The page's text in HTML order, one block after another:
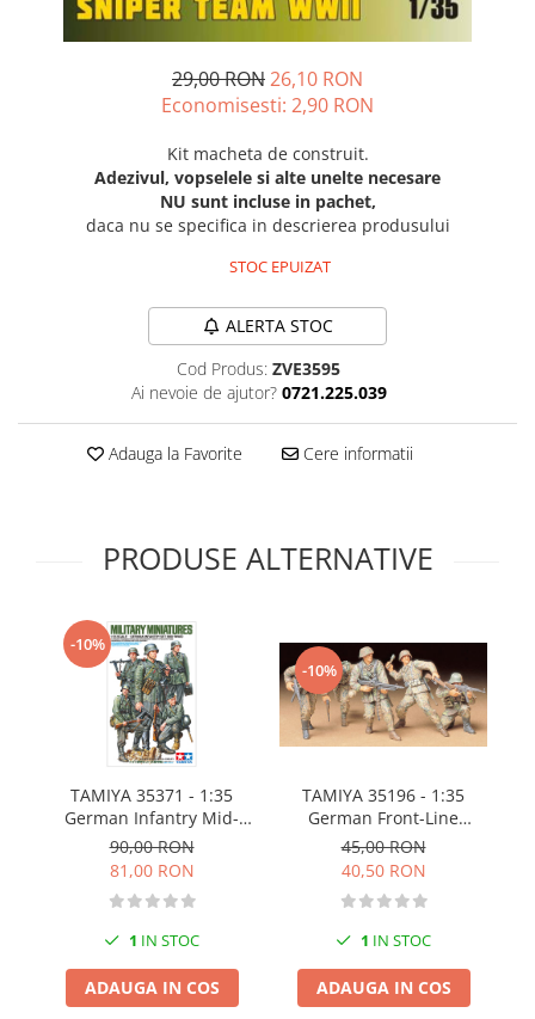
Technical Paint
Airbrush Paint
Green Stuff World
Diluanti, lacuri si auxiliare
Pigmenti Super Metalici
Fluorescent Paints
Chrome Paints
Pigmenti Glow In The Dark
Vopsele Metalice
Markere GSW
Vopsea spray
MRP - MR. PAINT
Culori auto
Diluanti si auxiliare Tamiya
Vopsea acrilica Tamiya
Spray Vopsea Tamiya
Markere Vopsea Tamiya
Vallejo
Warhammer The Old World
Figurine Colectionabile
29,00 RON26,10 RON
Economisesti: 2,90 RON
Kit macheta de construit.
Adezivul, vopselele si alte unelte necesare
NU sunt incluse in pachet,
daca nu se specifica in descrierea produsului
STOC EPUIZAT
ALERTA STOC
Cod Produs: ZVE3595
Ai nevoie de ajutor? 0721.225.039
Adauga la Favorite Cere informatii
PRODUSE ALTERNATIVE
-10%
TAMIYA 35371 - 1:35
German Infantry Mid-
WWII
90,00 RON
81,00 RON
1 IN STOC
ADAUGA IN COS
-10%
TAMIYA 35196 - 1:35
German Front-Line
Infantrymen
45,00 RON
40,50 RON
1 IN STOC
ADAUGA IN COS